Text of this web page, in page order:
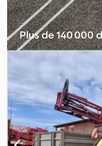
panneau de
Acjzdgrasnekr
Plus de 140 000